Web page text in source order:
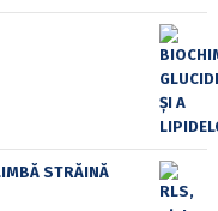
STRĂINĂ